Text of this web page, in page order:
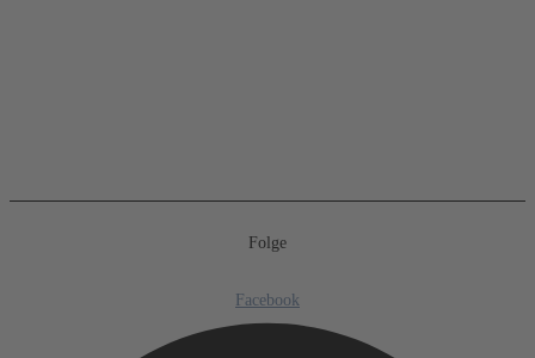
Folge
Facebook